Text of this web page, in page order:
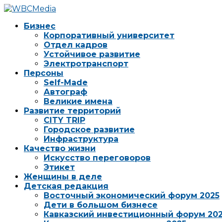
Бизнес
Корпоративный университет
Отдел кадров
Устойчивое развитие
Электротранспорт
Персоны
Self-Made
Автограф
Великие имена
Развитие территорий
CITY TRIP
Городское развитие
Инфраструктура
Качество жизни
Искусство переговоров
Этикет
Женщины в деле
Детская редакция
Восточный экономический форум 2025
Дети в большом бизнесе
Кавказский инвестиционный форум